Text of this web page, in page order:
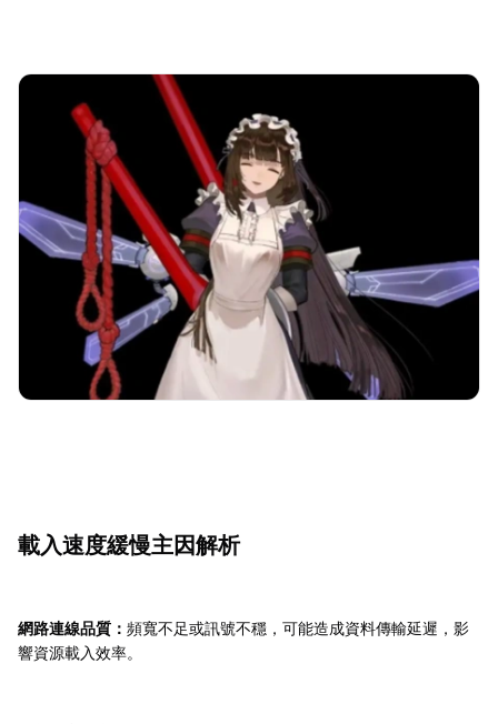
載入速度緩慢主因解析
網路連線品質： 頻寬不足或訊號不穩，可能造成資料傳輸延遲，影
響資源載入效率。